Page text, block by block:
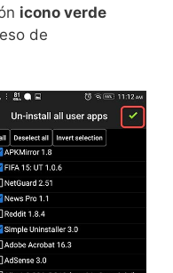
icono verde
de